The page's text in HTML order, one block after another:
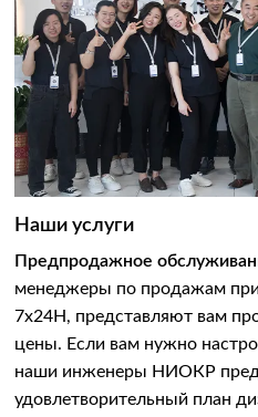
Наши услуги
Предпродажное
менеджеры по продажам
7x24H, представляют вам
цены. Если вам нужно
наши инженеры НИОКР
удовлетворительный план